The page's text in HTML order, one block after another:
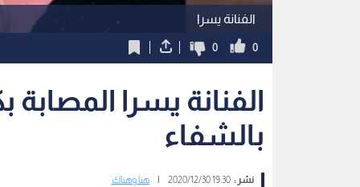
الفنانة يسرا
0
0
الفنانة يسرا
بالشفاء
نشر :19:30 2020/12/30 هنا وهناك